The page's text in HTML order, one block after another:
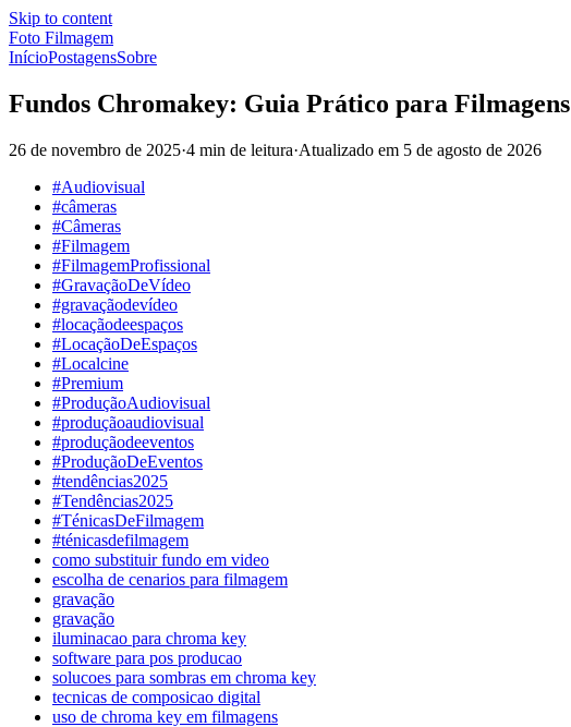
Skip to content
Foto Filmagem
InícioPostagensSobre
Fundos Chromakey: Guia Prático para Filmagens
26 de novembro de 2025·4 min de leitura·Atualizado em 5 de agosto de 2026
#Audiovisual
#câmeras
#Câmeras
#Filmagem
#FilmagemProfissional
#GravaçãoDeVídeo
#gravaçãodevídeo
#locaçãodeespaços
#LocaçãoDeEspaços
#Localcine
#Premium
#ProduçãoAudiovisual
#produçãoaudiovisual
#produçãodeeventos
#ProduçãoDeEventos
#tendências2025
#Tendências2025
#TénicasDeFilmagem
#ténicasdefilmagem
como substituir fundo em video
escolha de cenarios para filmagem
gravação
gravação
iluminacao para chroma key
software para pos producao
solucoes para sombras em chroma key
tecnicas de composicao digital
uso de chroma key em filmagens